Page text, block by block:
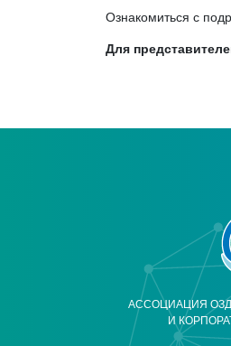
Ознакомиться с
Для
АССОЦИАЦИЯ
И